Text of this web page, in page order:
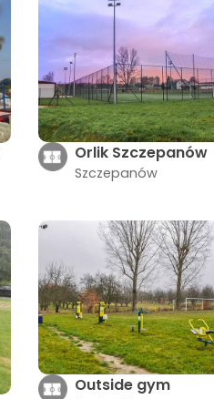
Orlik Szczepanów
Szczepanów
Outside gym